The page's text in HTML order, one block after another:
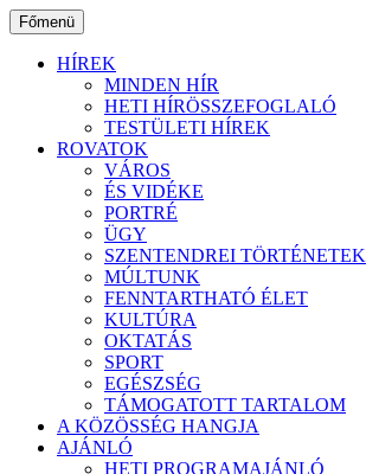
Ugrás
a
tartalomhoz
Főmenü
HÍREK
MINDEN HÍR
HETI HÍRÖSSZEFOGLALÓ
TESTÜLETI HÍREK
ROVATOK
VÁROS
ÉS VIDÉKE
PORTRÉ
ÜGY
SZENTENDREI TÖRTÉNETEK
MÚLTUNK
FENNTARTHATÓ ÉLET
KULTÚRA
OKTATÁS
SPORT
EGÉSZSÉG
TÁMOGATOTT TARTALOM
A KÖZÖSSÉG HANGJA
AJÁNLÓ
HETI PROGRAMAJÁNLÓ